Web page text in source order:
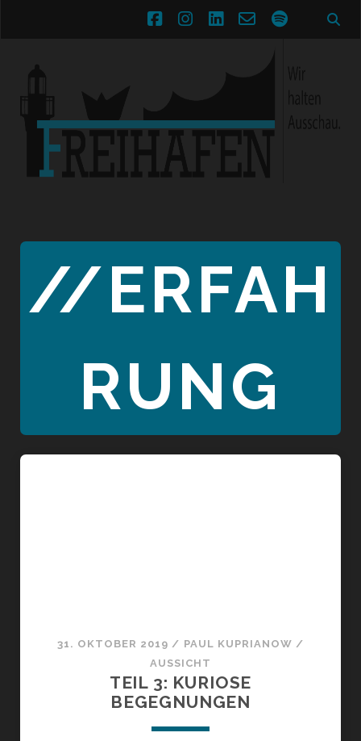
facebookinstagram
linkedin
email-spotify
//ERFAH
RUNG
31. OKTOBER 2019 / PAUL KUPRIANOW /
AUSSICHT
TEIL 3: KURIOSE
BEGEGNUNGEN